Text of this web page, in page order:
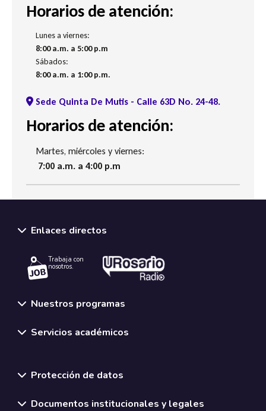
Horarios de atención:
Lunes a viernes:
8:00 a.m. a 5:00 p.m
Sábados:
8:00 a.m. a 1:00 p.m.
Sede Quinta De Mutis - Calle 63D No. 24-48.
Horarios de atención:
Martes, miércoles y viernes:
7:00 a.m. a 4:00 p.m
Enlaces directos
Trabaja con
nosotros.
Nuestros programas
Servicios académicos
Protección de datos
Documentos institucionales y legales